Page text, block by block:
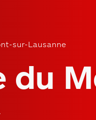
sur-Lausanne
du